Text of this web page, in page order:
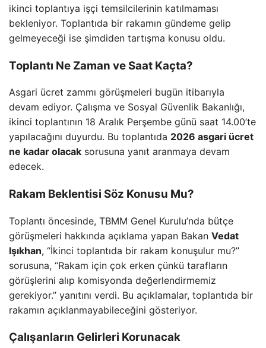
ikinci toplantıya işçi temsilcilerinin katılmaması
bekleniyor. Toplantıda bir rakamın gündeme gelip
gelmeyeceği ise şimdiden tartışma konusu oldu.
Toplantı Ne Zaman ve Saat Kaçta?
Asgari ücret zammı görüşmeleri bugün itibarıyla
devam ediyor. Çalışma ve Sosyal Güvenlik Bakanlığı,
ikinci toplantının 18 Aralık Perşembe günü saat 14.00’te
yapılacağını duyurdu. Bu toplantıda 2026 asgari ücret
ne kadar olacak sorusuna yanıt aranmaya devam
edecek.
Rakam Beklentisi Söz Konusu Mu?
Toplantı öncesinde, TBMM Genel Kurulu’nda bütçe
görüşmeleri hakkında açıklama yapan Bakan Vedat
Işıkhan, “İkinci toplantıda bir rakam konuşulur mu?”
sorusuna, “Rakam için çok erken çünkü tarafların
görüşlerini alıp komisyonda değerlendirmemiz
gerekiyor.” yanıtını verdi. Bu açıklamalar, toplantıda bir
rakamın açıklanmayabileceğini gösteriyor.
Çalışanların Gelirleri Korunacak